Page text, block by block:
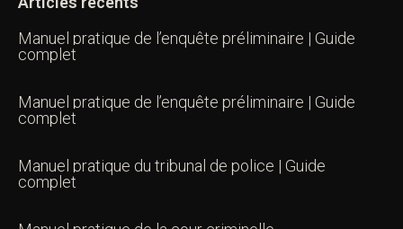
Manuel pratique de l’enquête préliminaire | Guide
complet
Manuel pratique de l’enquête préliminaire | Guide
complet
Manuel pratique du tribunal de police | Guide
complet